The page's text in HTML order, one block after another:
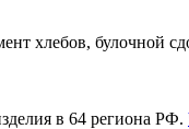
хлебов,
в 64 региона РФ.